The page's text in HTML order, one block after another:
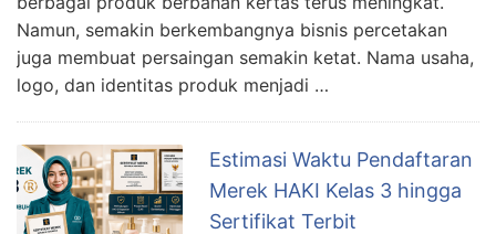
Namun, semakin berkembangnya bisnis percetakan
juga membuat persaingan semakin ketat. Nama usaha,
logo, dan identitas produk menjadi …
Estimasi Waktu Pendaftaran
Merek HAKI Kelas 3 hingga
Sertifikat Terbit